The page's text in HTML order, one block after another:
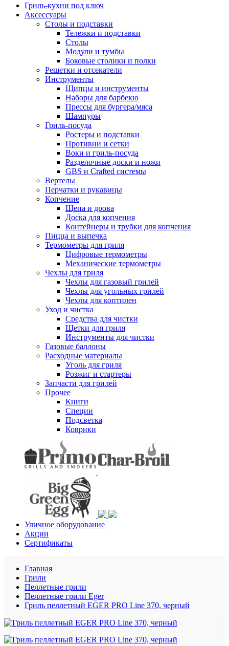
Гриль-кухни под ключ
Аксессуары
Столы и подставки
Тележки и подставки
Столы
Модули и тумбы
Боковые столики и полки
Решетки и отсекатели
Инструменты
Щипцы и инструменты
Наборы для барбекю
Прессы для бургера/мяса
Шампуры
Гриль-посуда
Ростеры и подставки
Противни и сетки
Воки и гриль-посуда
Разделочные доски и ножи
GBS и Crafted системы
Вертелы
Перчатки и рукавицы
Копчение
Щепа и дрова
Доска для копчения
Контейнеры и трубки для копчения
Пицца и выпечка
Термометры для гриля
Цифровые термометры
Механические термометры
Чехлы для гриля
Чехлы для газовый грилей
Чехлы для угольных грилей
Чехлы для коптилен
Уход и чистка
Средства для чистки
Щетки для гриля
Инструменты для чистки
Газовые баллоны
Расходные материалы
Уголь для гриля
Розжиг и стартеры
Запчасти для грилей
Прочее
Книги
Специи
Подсветка
Коврики
Уличное оборудование
Акции
Сертификаты
Главная
Грили
Пеллетные грили
Пеллетные грили Eger
Гриль пеллетный EGER PRO Line 370, черный